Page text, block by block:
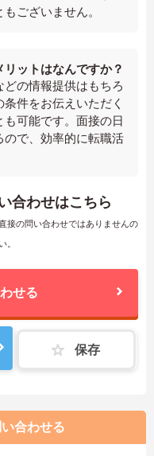
ございません。
ットはなんですか？
の情報提供はもちろ
件をお伝えいただく
可能です。面接の日
で、効率的に転職活
合わせはこちら
接の問い合わせではありませんの
。
せる
保存
合わせる